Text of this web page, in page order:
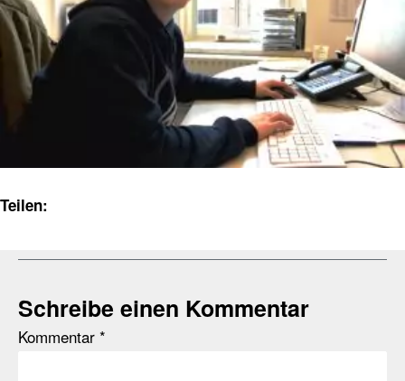
Teilen:
Schreibe einen Kommentar
Kommentar *